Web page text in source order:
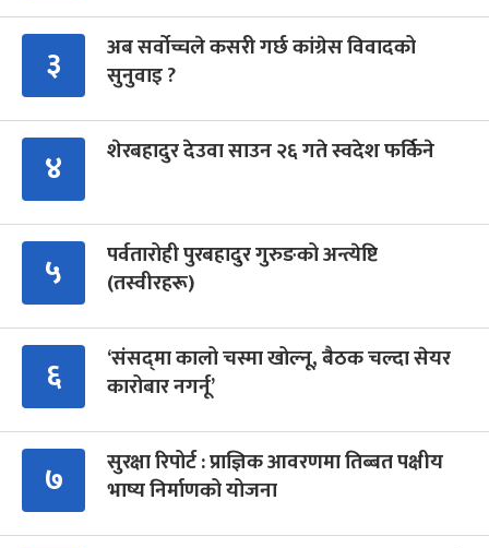
३
अब सर्वोच्चले कसरी गर्छ कांग्रेस विवादको
सुनुवाइ ?
४ शेरबहादुर देउवा साउन २६ गते स्वदेश फर्किने
५
पर्वतारोही पुरबहादुर गुरुङको अन्त्येष्टि
(तस्वीरहरू)
६
‘संसद्‍मा कालो चस्मा खोल्नू, बैठक चल्दा सेयर
कारोबार नगर्नू’
७
सुरक्षा रिपोर्ट : प्राज्ञिक आवरणमा तिब्बत पक्षीय
भाष्य निर्माणको योजना